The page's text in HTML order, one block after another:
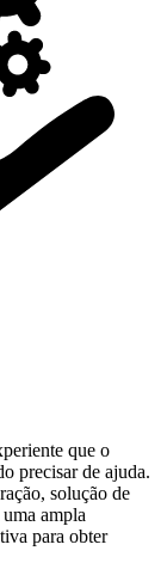
que o
precisar de ajuda.
solução de
ampla
para obter